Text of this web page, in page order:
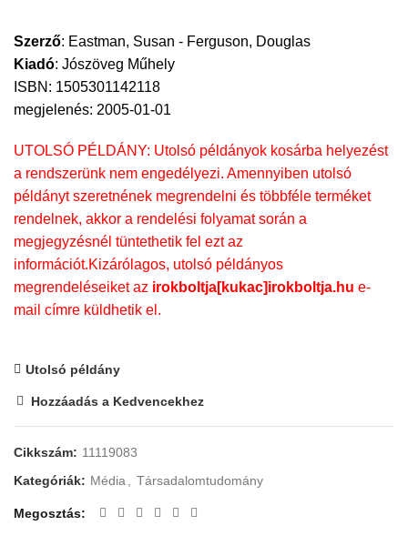
Szerző: Eastman, Susan - Ferguson, Douglas
Kiadó: Jószöveg Műhely
ISBN: 1505301142118
megjelenés: 2005-01-01
UTOLSÓ PÉLDÁNY: Utolsó példányok kosárba helyezést
a rendszerünk nem engedélyezi. Amennyiben utolsó
példányt szeretnének megrendelni és többféle terméket
rendelnek, akkor a rendelési folyamat során a
megjegyzésnél tüntethetik fel ezt az
információt.Kizárólagos, utolsó példányos
megrendeléseiket az irokboltja[kukac]irokboltja.hu e-
mail címre küldhetik el.
Utolsó példány
Hozzáadás a Kedvencekhez
Cikkszám: 11119083
Kategóriák: Média, Társadalomtudomány
Megosztás